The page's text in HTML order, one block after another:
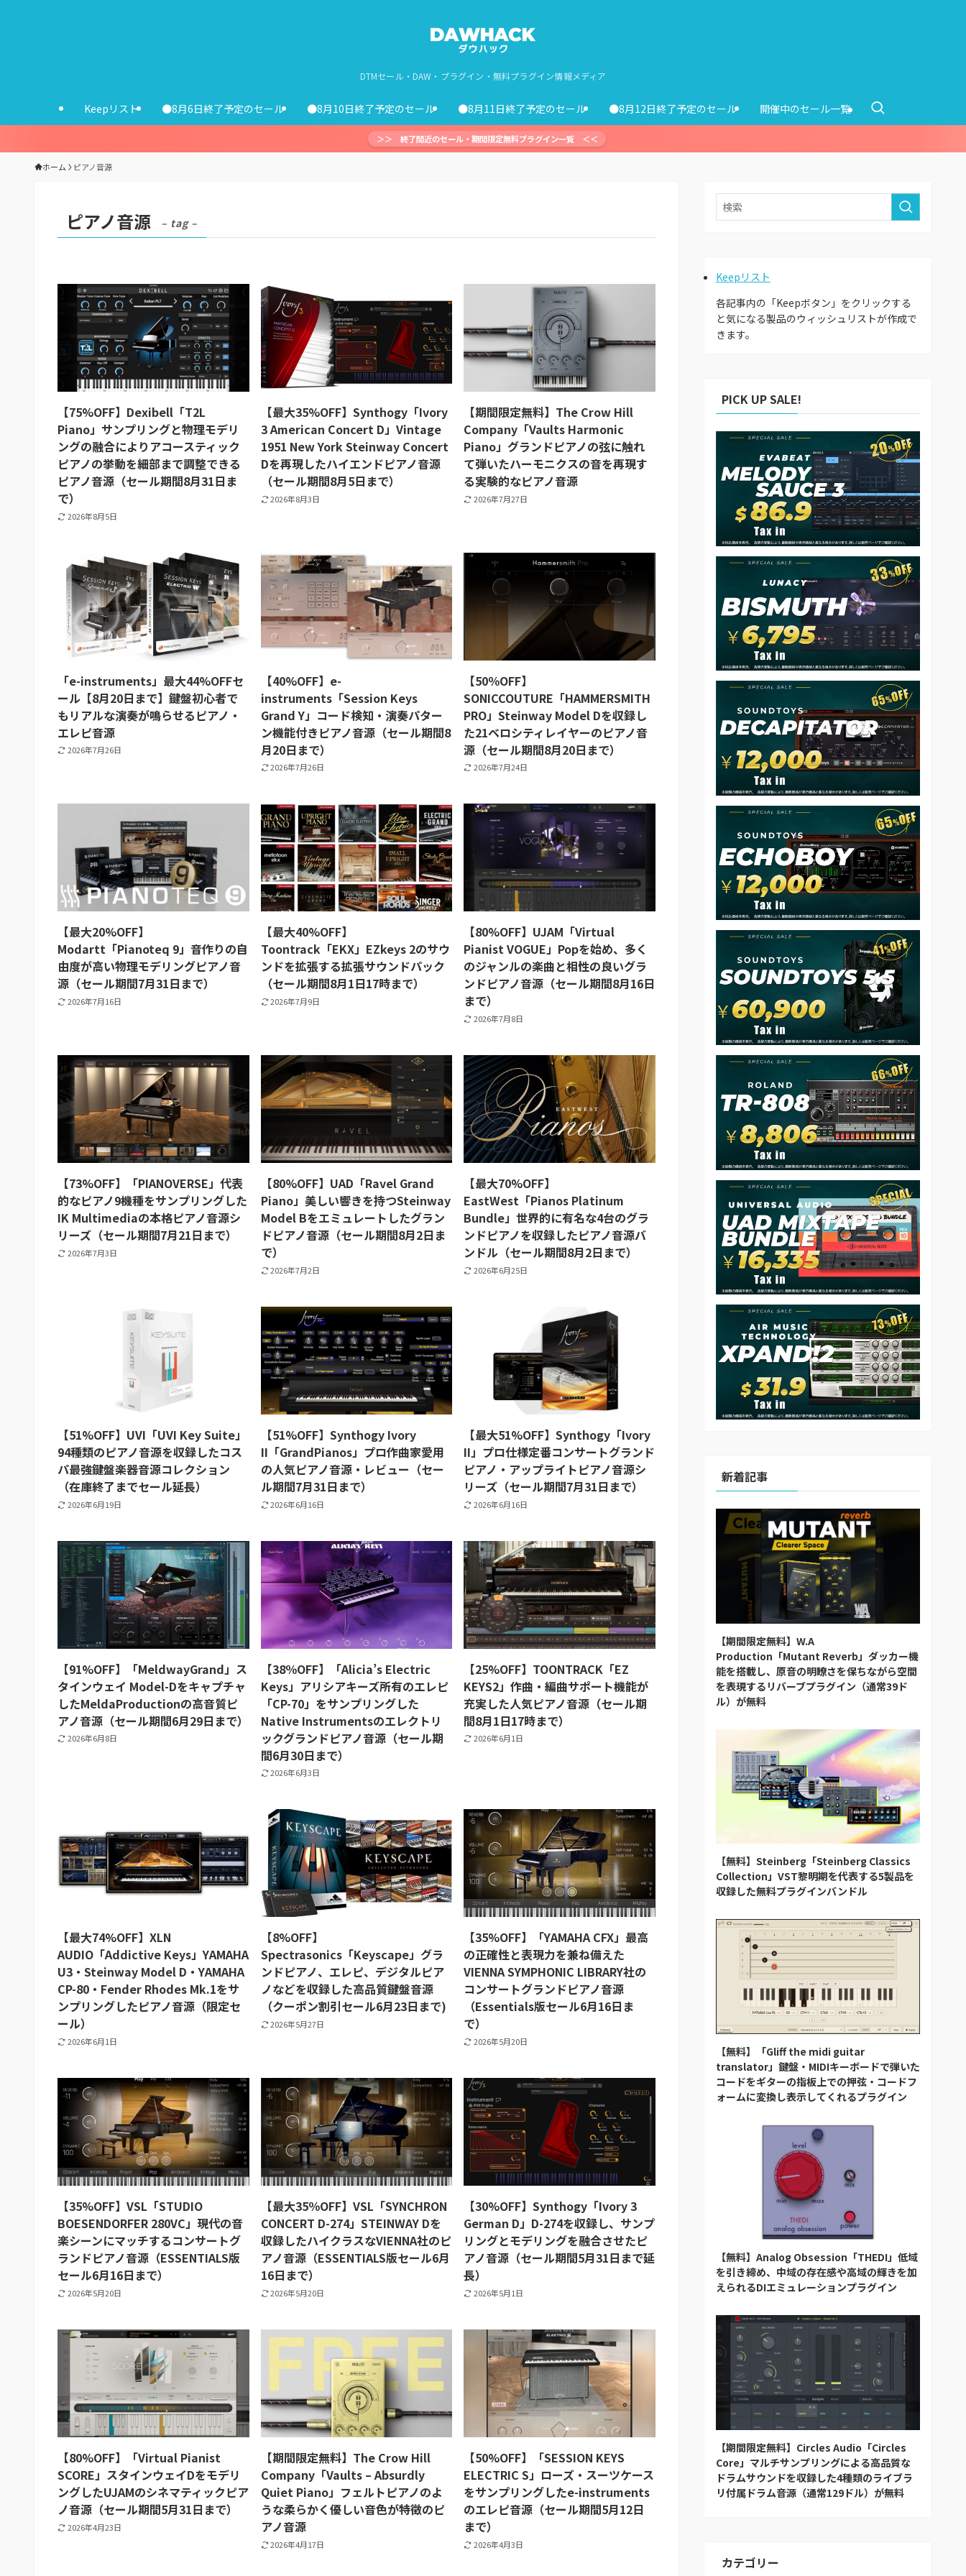
DTMセール・DAW・プラグイン・無料プラグイン情報メディア
Keepリスト ●8月6日終了予定のセール ●8月10日終了予定のセール ●8月11日終了予定のセール ●8月12日終了予定のセール 開催中のセール一覧
＞＞ 終了間近のセール・期間限定無料プラグイン一覧 ＜＜
ホーム ピアノ音源
ピアノ音源 – tag –
【75%OFF】Dexibell「T2L
Piano」サンプリングと物理モデリ
ングの融合によりアコースティック
ピアノの挙動を細部まで調整できる
ピアノ音源（セール期間8月31日ま
で）
2026年8月5日
【最大35%OFF】Synthogy「Ivory
3 American Concert D」Vintage
1951 New York Steinway Concert
Dを再現したハイエンドピアノ音源
（セール期間8月5日まで）
2026年8月3日
【期間限定無料】The Crow Hill
Company「Vaults Harmonic
Piano」グランドピアノの弦に触れ
て弾いたハーモニクスの音を再現す
る実験的なピアノ音源
2026年7月27日
「e-instruments」最大44%OFFセ
ール【8月20日まで】鍵盤初心者で
もリアルな演奏が鳴らせるピアノ・
エレピ音源
2026年7月26日
【40%OFF】e-
instruments「Session Keys
Grand Y」コード検知・演奏パター
ン機能付きピアノ音源（セール期間8
月20日まで）
2026年7月26日
【50％OFF】
SONICCOUTURE「HAMMERSMITH
PRO」Steinway Model Dを収録し
た21ベロシティレイヤーのピアノ音
源（セール期間8月20日まで）
2026年7月24日
【最大20%OFF】
Modartt「Pianoteq 9」音作りの自
由度が高い物理モデリングピアノ音
源（セール期間7月31日まで）
2026年7月16日
【最大40%OFF】
Toontrack「EKX」EZkeys 2のサウ
ンドを拡張する拡張サウンドパック
（セール期間8月1日17時まで）
2026年7月9日
【80%OFF】UJAM「Virtual
Pianist VOGUE」Popを始め、多く
のジャンルの楽曲と相性の良いグラ
ンドピアノ音源（セール期間8月16日
まで）
2026年7月8日
【73%OFF】「PIANOVERSE」代表
的なピアノ9機種をサンプリングした
IK Multimediaの本格ピアノ音源シ
リーズ（セール期間7月21日まで）
2026年7月3日
【80%OFF】UAD「Ravel Grand
Piano」美しい響きを持つSteinway
Model Bをエミュレートしたグラン
ドピアノ音源（セール期間8月2日ま
で）
2026年7月2日
【最大70%OFF】
EastWest「Pianos Platinum
Bundle」世界的に有名な4台のグラ
ンドピアノを収録したピアノ音源バ
ンドル（セール期間8月2日まで）
2026年6月25日
【51%OFF】UVI「UVI Key Suite」
94種類のピアノ音源を収録したコス
パ最強鍵盤楽器音源コレクション
（在庫終了までセール延長）
2026年6月19日
【51%OFF】Synthogy Ivory
II「GrandPianos」プロ作曲家愛用
の人気ピアノ音源・レビュー（セー
ル期間7月31日まで）
2026年6月16日
【最大51%OFF】Synthogy「Ivory
II」プロ仕様定番コンサートグランド
ピアノ・アップライトピアノ音源シ
リーズ（セール期間7月31日まで）
2026年6月16日
【91%OFF】「MeldwayGrand」ス
タインウェイ Model-Dをキャプチャ
したMeldaProductionの高音質ピ
アノ音源（セール期間6月29日まで）
2026年6月8日
【38％OFF】「Alicia’s Electric
Keys」アリシアキーズ所有のエレピ
「CP-70」をサンプリングした
Native Instrumentsのエレクトリ
ックグランドピアノ音源（セール期
間6月30日まで）
2026年6月3日
【25%OFF】TOONTRACK「EZ
KEYS2」作曲・編曲サポート機能が
充実した人気ピアノ音源（セール期
間8月1日17時まで）
2026年6月1日
【最大74%OFF】XLN
AUDIO「Addictive Keys」YAMAHA
U3・Steinway Model D・YAMAHA
CP-80・Fender Rhodes Mk.1をサ
ンプリングしたピアノ音源（限定セ
ール）
2026年6月1日
【8%OFF】
Spectrasonics「Keyscape」グラ
ンドピアノ、エレピ、デジタルピア
ノなどを収録した高品質鍵盤音源
（クーポン割引セール6月23日まで)
2026年5月27日
【35%OFF】「YAMAHA CFX」最高
の正確性と表現力を兼ね備えた
VIENNA SYMPHONIC LIBRARY社の
コンサートグランドピアノ音源
（Essentials版セール6月16日ま
で）
2026年5月20日
【35%OFF】VSL「STUDIO
BOESENDORFER 280VC」現代の音
楽シーンにマッチするコンサートグ
ランドピアノ音源（ESSENTIALS版
セール6月16日まで）
2026年5月20日
【最大35％OFF】VSL「SYNCHRON
CONCERT D-274」STEINWAY Dを
収録したハイクラスなVIENNA社のピ
アノ音源（ESSENTIALS版セール6月
16日まで）
2026年5月20日
【30%OFF】Synthogy「Ivory 3
German D」D-274を収録し、サンプ
リングとモデリングを融合させたピ
アノ音源（セール期間5月31日まで延
長）
2026年5月1日
【80%OFF】「Virtual Pianist
SCORE」スタインウェイDをモデリ
ングしたUJAMのシネマティックピア
ノ音源（セール期間5月31日まで）
2026年4月23日
【期間限定無料】The Crow Hill
Company「Vaults – Absurdly
Quiet Piano」フェルトピアノのよ
うな柔らかく優しい音色が特徴のピ
アノ音源
2026年4月17日
【50%OFF】「SESSION KEYS
ELECTRIC S」ローズ・スーツケース
をサンプリングしたe-instruments
のエレピ音源（セール期間5月12日
まで）
2026年4月3日
Keepリスト
各記事内の「Keepボタン」をクリックする
と気になる製品のウィッシュリストが作成で
きます。
PICK UP SALE!
新着記事
【期間限定無料】W.A
Production「Mutant Reverb」ダッカー機
能を搭載し、原音の明瞭さを保ちながら空間
を表現するリバーブプラグイン（通常39ド
ル）が無料
【無料】Steinberg「Steinberg Classics
Collection」VST黎明期を代表する5製品を
収録した無料プラグインバンドル
【無料】「Gliff the midi guitar
translator」鍵盤・MIDIキーボードで弾いた
コードをギターの指板上での押弦・コードフ
ォームに変換し表示してくれるプラグイン
【無料】Analog Obsession「THEDI」低域
を引き締め、中域の存在感や高域の輝きを加
えられるDIエミュレーションプラグイン
【期間限定無料】Circles Audio「Circles
Core」マルチサンプリングによる高品質な
ドラムサウンドを収録した4種類のライブラ
リ付属ドラム音源（通常129ドル）が無料
カテゴリー